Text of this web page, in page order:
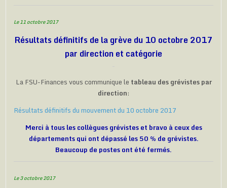
Le 11 octobre 2017
Résultats définitifs de la grève du 10 octobre 2017
par direction et catégorie
La FSU-Finances vous communique le tableau des grévistes par
direction:
Résultats définitifs du mouvement du 10 octobre 2017
Merci à tous les collègues grévistes et bravo à ceux des
départements qui ont dépassé les 50 % de grévistes.
Beaucoup de postes ont été fermés.
Le 3 octobre 2017